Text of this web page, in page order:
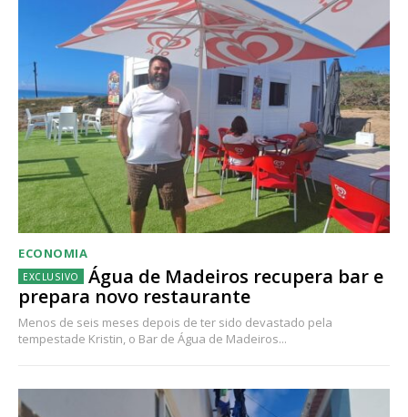
ECONOMIA
Água de Madeiros recupera bar e
prepara novo restaurante
Menos de seis meses depois de ter sido devastado pela
tempestade Kristin, o Bar de Água de Madeiros...